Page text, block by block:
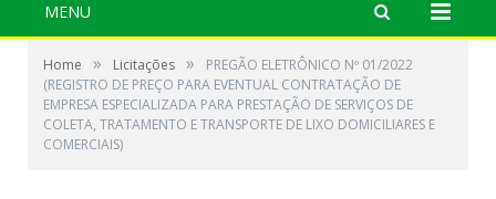
MENU
Home » Licitações »
PREGÃO ELETRÔNICO Nº 01/2022
(REGISTRO DE PREÇO PARA EVENTUAL CONTRATAÇÃO DE
EMPRESA ESPECIALIZADA PARA PRESTAÇÃO DE SERVIÇOS DE
COLETA, TRATAMENTO E TRANSPORTE DE LIXO DOMICILIARES E
COMERCIAIS)